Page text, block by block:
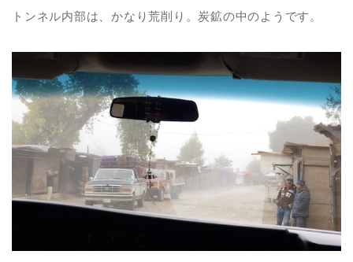
トンネル内部は、かなり荒削り。炭鉱の中のようです。